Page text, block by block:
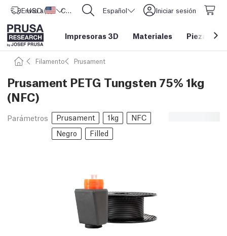
Envío a Estados Unidos
USD ($) CORE One L: ¡Ya disponible! Español Iniciar sesión
Impresoras 3D Materiales Piezas y
Filamento Prusament
Prusament PETG Tungsten 75% 1kg
(NFC)
Parámetros Prusament 1kg
NFC
Negro
Filled